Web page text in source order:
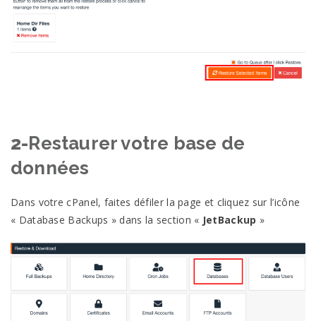
2-Restaurer votre base de
données
Dans votre cPanel, faites défiler la page et cliquez sur l’icône
« Database Backups » dans la section « JetBackup »